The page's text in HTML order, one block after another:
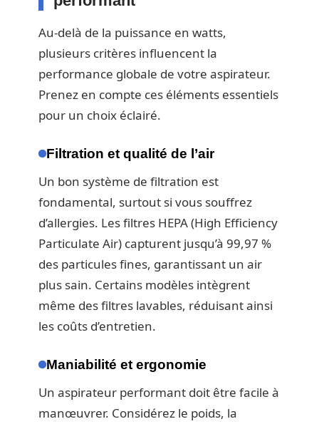
Au-delà de la puissance en watts,
plusieurs critères influencent la
performance globale de votre aspirateur.
Prenez en compte ces éléments essentiels
pour un choix éclairé.
Filtration et qualité de l’air
Un bon système de filtration est
fondamental, surtout si vous souffrez
d’allergies. Les filtres HEPA (High Efficiency
Particulate Air) capturent jusqu’à 99,97 %
des particules fines, garantissant un air
plus sain. Certains modèles intègrent
même des filtres lavables, réduisant ainsi
les coûts d’entretien.
Maniabilité et ergonomie
Un aspirateur performant doit être facile à
manœuvrer. Considérez le poids, la